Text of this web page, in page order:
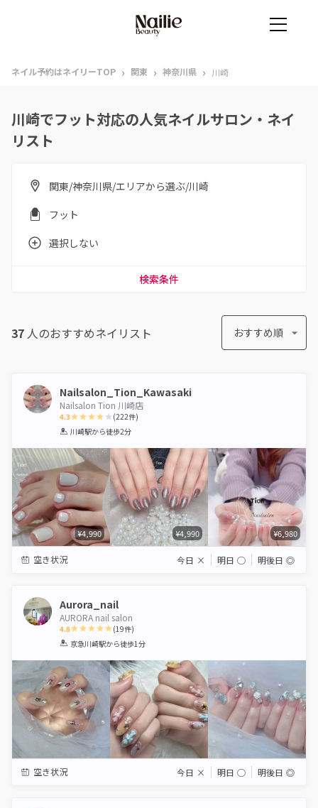
ネイル予約はネイリーTOP › 関東 › 神奈川県 › 川崎
川崎でフット対応の人気ネイルサロン・ネイ
リスト
関東/神奈川県/エリアから選ぶ/川崎
フット
選択しない
検索条件
37 人のおすすめネイリスト おすすめ順
Nailsalon_Tion_Kawasaki
Nailsalon Tion 川崎店
4.3
1 2 3 4 5
(222件)
川崎駅から徒歩2分
¥4,990 ¥4,990 ¥6,980
空き状況 今日 × 明日 ◯ 明後日 ◎
Aurora_nail
AURORA nail salon
4.8
1 2 3 4 5
(19件)
京急川崎駅から徒歩1分
空き状況 今日 × 明日 ◯ 明後日 ◎